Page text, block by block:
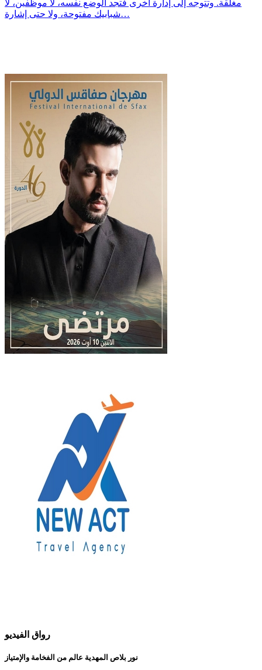
مغلقة. وتتوجه إلى إدارة أخرى فتجد الوضع نفسه، لا موظفين، لا
شبابيك مفتوحة، ولا حتى إشارة…
رواق الفيديو
نور بلاص المهدية عالم من الفخامة والإمتياز